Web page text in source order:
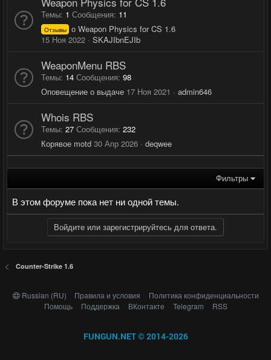
Темы 1 Сообщения 11
Отзывы о Weapon Physics for CS 1.6
15 Ноя 2022
SKAJIbnEJIb
WeaponMenu RBS
Темы 14 Сообщения 98
Оповещение о выдаче 17 Ноя 2021 admin646
Whois RBS
Темы 27 Сообщения 232
Корявое motd 30 Апр 2026 deqwee
Фильтры
В этом форуме пока нет ни одной темы.
Войдите или зарегистрируйтесь для ответа.
Counter-Strike 1.6
Russian (RU) Правила и условия
Политика конфиденциальности
Помощь
Поддержка ВКонтакте Telegram RSS
FUNGUN.NET © 2014-2026